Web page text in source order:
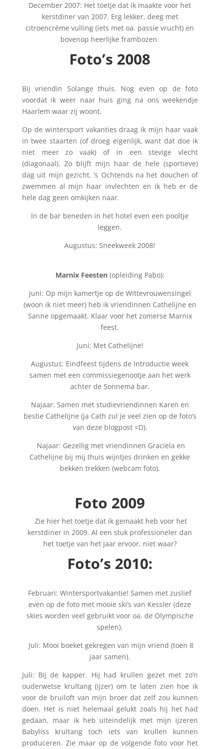
December 2007: Het toetje dat ik maakte voor het
kerstdiner van 2007. Erg lekker, deeg met
citroencrème vulling (iets met oa. passie vrucht) en
bovenop heerlijke frambozen.
Foto’s 2008
Bij vriendin Solange thuis. Nog even op de foto
voordat ik weer naar huis ging na ons weekendje
Haarlem waar zij woont.
Op de wintersport vakanties draag ik mijn haar vaak
in twee staarten (of droeg eigenlijk, want dat doe ik
niet meer zo vaak) of in een stevige vlecht
(diagonaal). Zo blijft mijn haar de hele (sportieve)
dag uit mijn gezicht. ’s Ochtends na het douchen of
zwemmen al mijn haar invlechten en ik heb er de
hele dag geen omkijken naar.
In de bar beneden in het hotel even een pooltje
leggen.
Augustus: Sneekweek 2008!
Marnix Feesten (opleiding Pabo):
Juni: Op mijn kamertje op de Wittevrouwensingel
(woon ik niet meer) heb ik vriendinnen Cathelijne en
Sanne opgemaakt. Klaar voor het zomerse Marnix
feest.
Juni: Met Cathelijne!
Augustus: Eindfeest tijdens de Introductie week
samen met een commissiegenootje aan het werk
achter de Sonnema bar.
Najaar: Samen met studievriendinnen Karen en
bestie Cathelijne (ja Cath zul je veel zien op de foto’s
van deze blogpost =D).
Najaar: Gezellig met vriendinnen Graciela en
Cathelijne bij mij thuis wijntjes drinken en gekke
bekken trekken (webcam foto).
Foto 2009
Zie hier het toetje dat ik gemaakt heb voor het
kerstdiner in 2009. Al een stuk professioneler dan
het toetje van het jaar ervoor, niet waar?
Foto’s 2010:
Februari: Wintersportvakantie! Samen met zuslief
even op de foto met mooie ski’s van Kessler (deze
skies worden veel gebruikt voor oa. de Olympische
spelen).
Juli: Mooi boeket gekregen van mijn vriend (toen 8
jaar samen).
Juli: Bij de kapper. Hij had krullen gezet met zo’n
ouderwetse krultang (ijzer) om te laten zien hoe ik
voor de bruiloft van mijn broer dat zelf zou kunnen
doen. Het is niet helemaal gelukt zoals hij het had
gedaan, maar ik heb uiteindelijk met mijn ijzeren
Babyliss krultang toch iets van krullen kunnen
produceren. Zie maar op de volgende foto voor het